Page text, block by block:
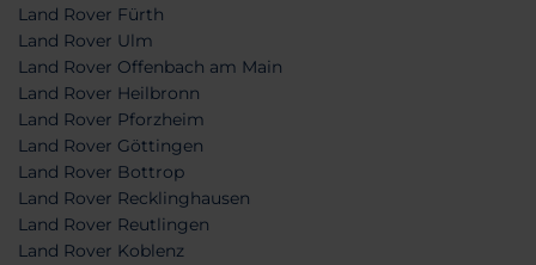
Land Rover Fürth
Land Rover Ulm
Land Rover Offenbach am Main
Land Rover Heilbronn
Land Rover Pforzheim
Land Rover Göttingen
Land Rover Bottrop
Land Rover Recklinghausen
Land Rover Reutlingen
Land Rover Koblenz